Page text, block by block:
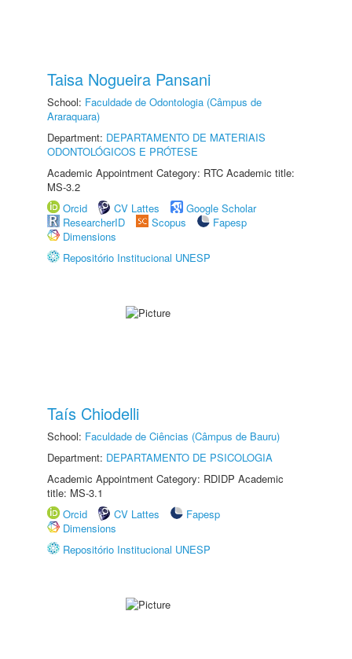
Taisa Nogueira Pansani
School: Faculdade de Odontologia (Câmpus de
Araraquara)
Department: DEPARTAMENTO DE MATERIAIS
ODONTOLÓGICOS E PRÓTESE
Academic Appointment Category: RTC Academic title:
MS-3.2
Orcid
CV Lattes
Google Scholar
ResearcherID
Scopus
Fapesp
Dimensions
Repositório Institucional UNESP
Taís Chiodelli
School: Faculdade de Ciências (Câmpus de Bauru)
Department: DEPARTAMENTO DE PSICOLOGIA
Academic Appointment Category: RDIDP Academic
title: MS-3.1
Orcid
CV Lattes
Fapesp
Dimensions
Repositório Institucional UNESP